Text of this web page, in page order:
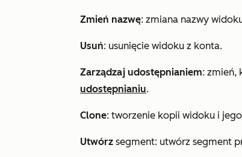
Zmień nazwę: zmiana nazwy
Usuń: usunięcie widoku z konta.
Zarządzaj udostępnianiem: zmień,
udostępnianiu.
Clone: tworzenie kopii widoku i
Utwórz segment: utwórz segment